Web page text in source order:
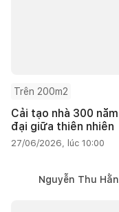
Trên 200m2
Cải tạo nhà 300
đại giữa thiên nhiên
27/06/2026, lúc 10:00
Nguyễn Thu